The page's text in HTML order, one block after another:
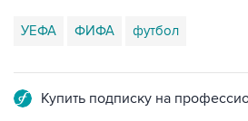
УЕФА ФИФА футбол
Купить подписку на